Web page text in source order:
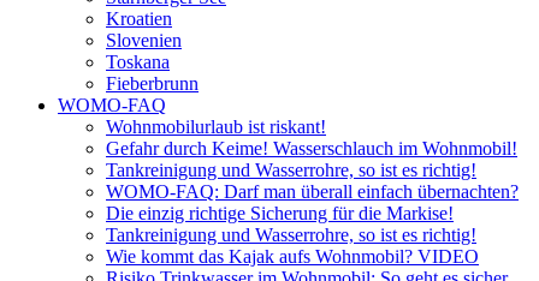
Kroatien
Slovenien
Toskana
Fieberbrunn
WOMO-FAQ
Wohnmobilurlaub ist riskant!
Gefahr durch Keime! Wasserschlauch im Wohnmobil!
Tankreinigung und Wasserrohre, so ist es richtig!
WOMO-FAQ: Darf man überall einfach übernachten?
Die einzig richtige Sicherung für die Markise!
Tankreinigung und Wasserrohre, so ist es richtig!
Wie kommt das Kajak aufs Wohnmobil? VIDEO